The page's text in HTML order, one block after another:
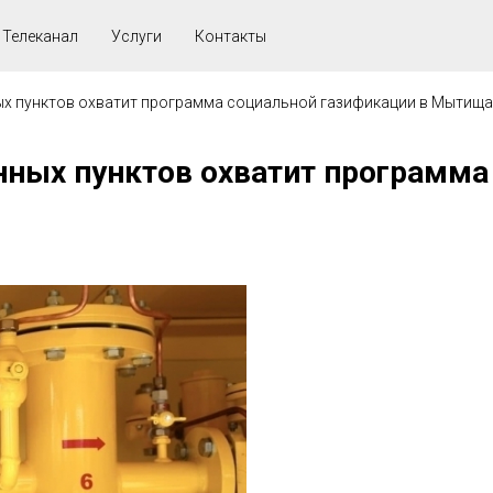
Телеканал Услуги Контакты
пунктов охватит программа социальной газификации в
пунктов охватит